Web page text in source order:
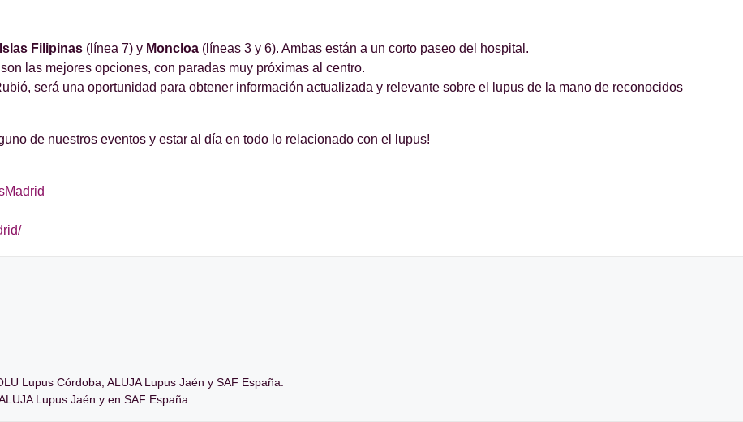
Islas Filipinas (línea 7) y Moncloa (líneas 3 y 6). Ambas están a un corto paseo del hospital.
son las mejores opciones, con paradas muy próximas al centro.
será una oportunidad para obtener información actualizada y relevante sobre el lupus de la mano de reconocidos
de nuestros eventos y estar al día en todo lo relacionado con el lupus!
Lupus Córdoba, ALUJA Lupus Jaén y SAF España.
Lupus Jaén y en SAF España.